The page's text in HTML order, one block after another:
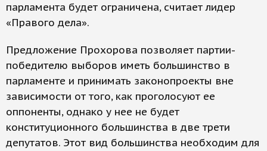
парламента будет ограничена, считает лидер
«Правого дела».
Предложение Прохорова позволяет партии-
победителю выборов иметь большинство в
парламенте и принимать законопроекты вне
зависимости от того, как проголосуют ее
оппоненты, однако у нее не будет
конституционного большинства в две трети
депутатов. Этот вид большинства необходим для